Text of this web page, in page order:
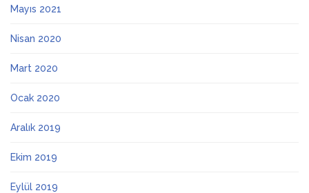
Mayıs 2021
Nisan 2020
Mart 2020
Ocak 2020
Aralık 2019
Ekim 2019
Eylül 2019